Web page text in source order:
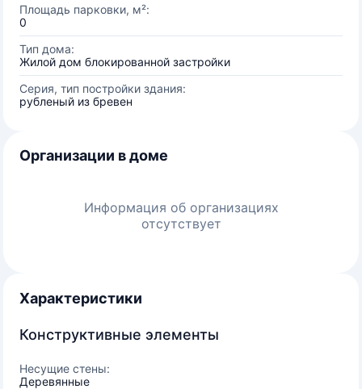
Площадь парковки, м²:
0
Тип дома:
Жилой дом блокированной застройки
Серия, тип постройки здания:
рубленый из бревен
Организации в доме
Информация об организациях
отсутствует
Характеристики
Конструктивные элементы
Несущие стены:
Деревянные